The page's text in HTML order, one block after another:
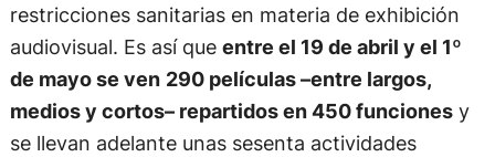
restricciones sanitarias en materia de exhibición
audiovisual. Es así que entre el 19 de abril y el 1º
de mayo se ven 290 películas –entre largos,
medios y cortos– repartidos en 450 funcionesy
se llevan adelante unas sesenta actividades